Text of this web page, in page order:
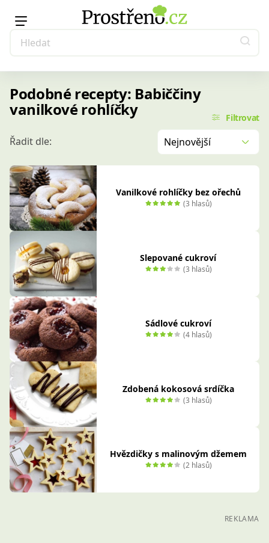
Podobné recepty: Babiččiny
vanilkové rohlíčky Filtrovat
Řadit dle: Nejnovější
Vanilkové rohlíčky bez ořechů
(3 hlasů)
Slepované cukroví
(3 hlasů)
Sádlové cukroví
(4 hlasů)
Zdobená kokosová srdíčka
(3 hlasů)
Hvězdičky s malinovým džemem
(2 hlasů)
REKLAMA